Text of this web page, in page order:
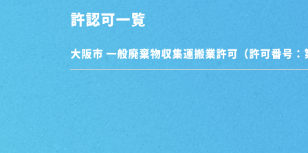
許認可一覧
大阪市 一般廃棄物収集運搬業許可（許可番号